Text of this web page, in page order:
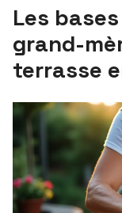
Les
grand-
terrasse